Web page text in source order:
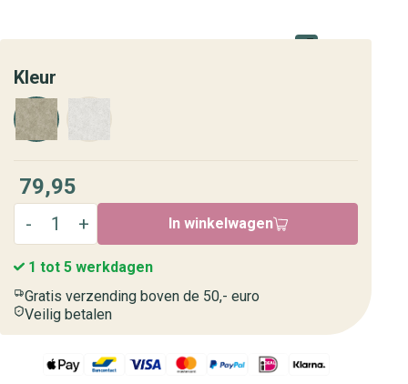
Kleur
79,95
In winkelwagen
1 tot 5 werkdagen
Gratis verzending boven de 50,- euro
Veilig betalen